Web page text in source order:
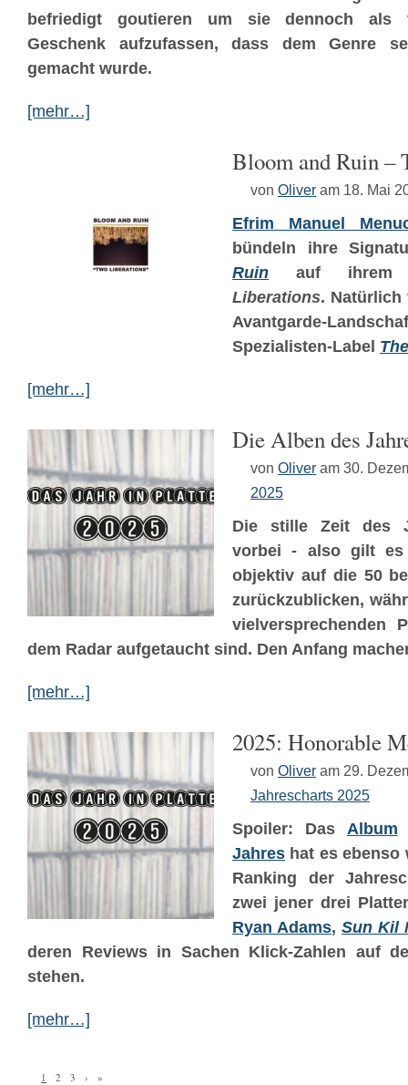
befriedigt goutieren um sie dennoch als
Geschenk aufzufassen, dass dem Genre
gemacht wurde.
[mehr…]
Bloom and Ruin –
von Oliver am 18. Mai
Efrim Manuel
bündeln ihre
Ruin auf ihrem
Liberations. Natürlich
Avantgarde-
Spezialisten-Label
[mehr…]
Die Alben des
von Oliver am 30.
2025
Die stille Zeit des
vorbei - also gilt es
objektiv auf die 50
zurückzublicken,
vielversprechenden
dem Radar aufgetaucht sind. Den Anfang
[mehr…]
2025: Honorable
von Oliver am 29.
Jahrescharts 2025
Spoiler: Das Album
Jahres hat es ebenso
Ranking der
zwei jener drei
Ryan Adams, Sun Kil
deren Reviews in Sachen Klick-Zahlen auf
stehen.
[mehr…]
1 2 3 › »